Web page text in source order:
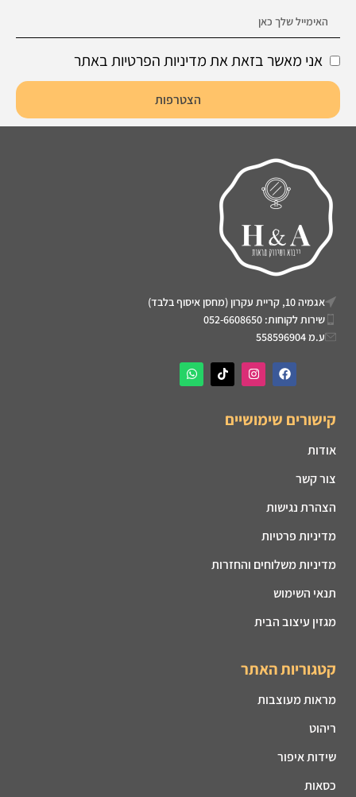
אני מאשר בזאת את מדיניות הפרטיות באתר
הצטרפות
אגמיה 10, קריית עקרון (מחסן איסוף בלבד)
שירות לקוחות: 052-6608650
ע.מ 558596904
קישורים שימושיים
אודות
צור קשר
הצהרת נגישות
מדיניות פרטיות
מדיניות משלוחים והחזרות
תנאי השימוש
מגזין עיצוב הבית
קטגוריות האתר
מראות מעוצבות
ריהוט
שידות איפור
כסאות